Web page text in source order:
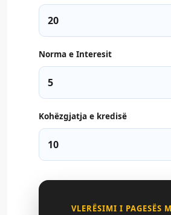
Norma e Interesit
Kohëzgjatja e kredisë
VLERËSIMI I PAGESËS